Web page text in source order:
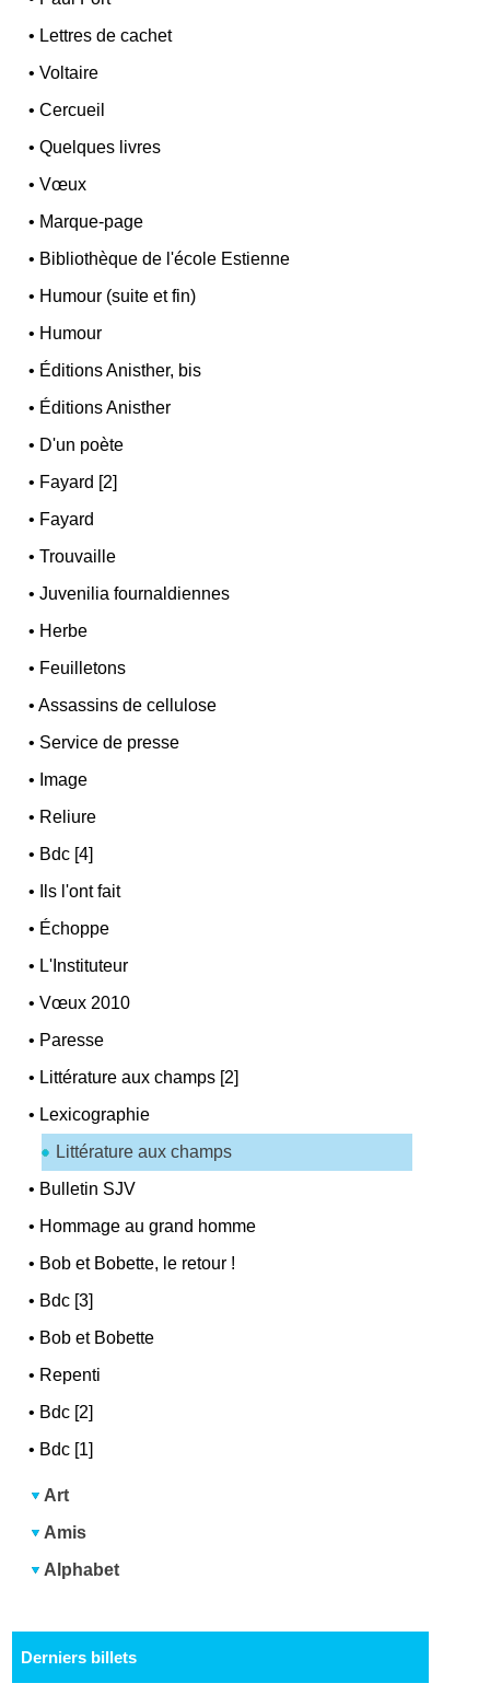
• Lettres de cachet
•Voltaire
•Cercueil
•Quelques livres
•Vœux
• Marque-page
• Bibliothèque de l'école Estienne
• Humour (suite et fin)
• Humour
• Éditions Anisther, bis
• Éditions Anisther
• D'un poète
• Fayard [2]
• Fayard
•Trouvaille
•Juvenilia fournaldiennes
• Herbe
• Feuilletons
•Assassins de cellulose
• Service de presse
• Image
• Reliure
• Bdc [4]
•
Ils l'ont fait
• Échoppe
• L'Instituteur
•Vœux 2010
• Paresse
• Littérature aux champs [2]
• Lexicographie
Littérature aux champs
• Bulletin SJV
• Hommage au grand homme
• Bob et Bobette, le retour !
• Bdc [3]
• Bob et Bobette
• Repenti
• Bdc [2]
• Bdc [1]
Art
Amis
Alphabet
Derniers billets